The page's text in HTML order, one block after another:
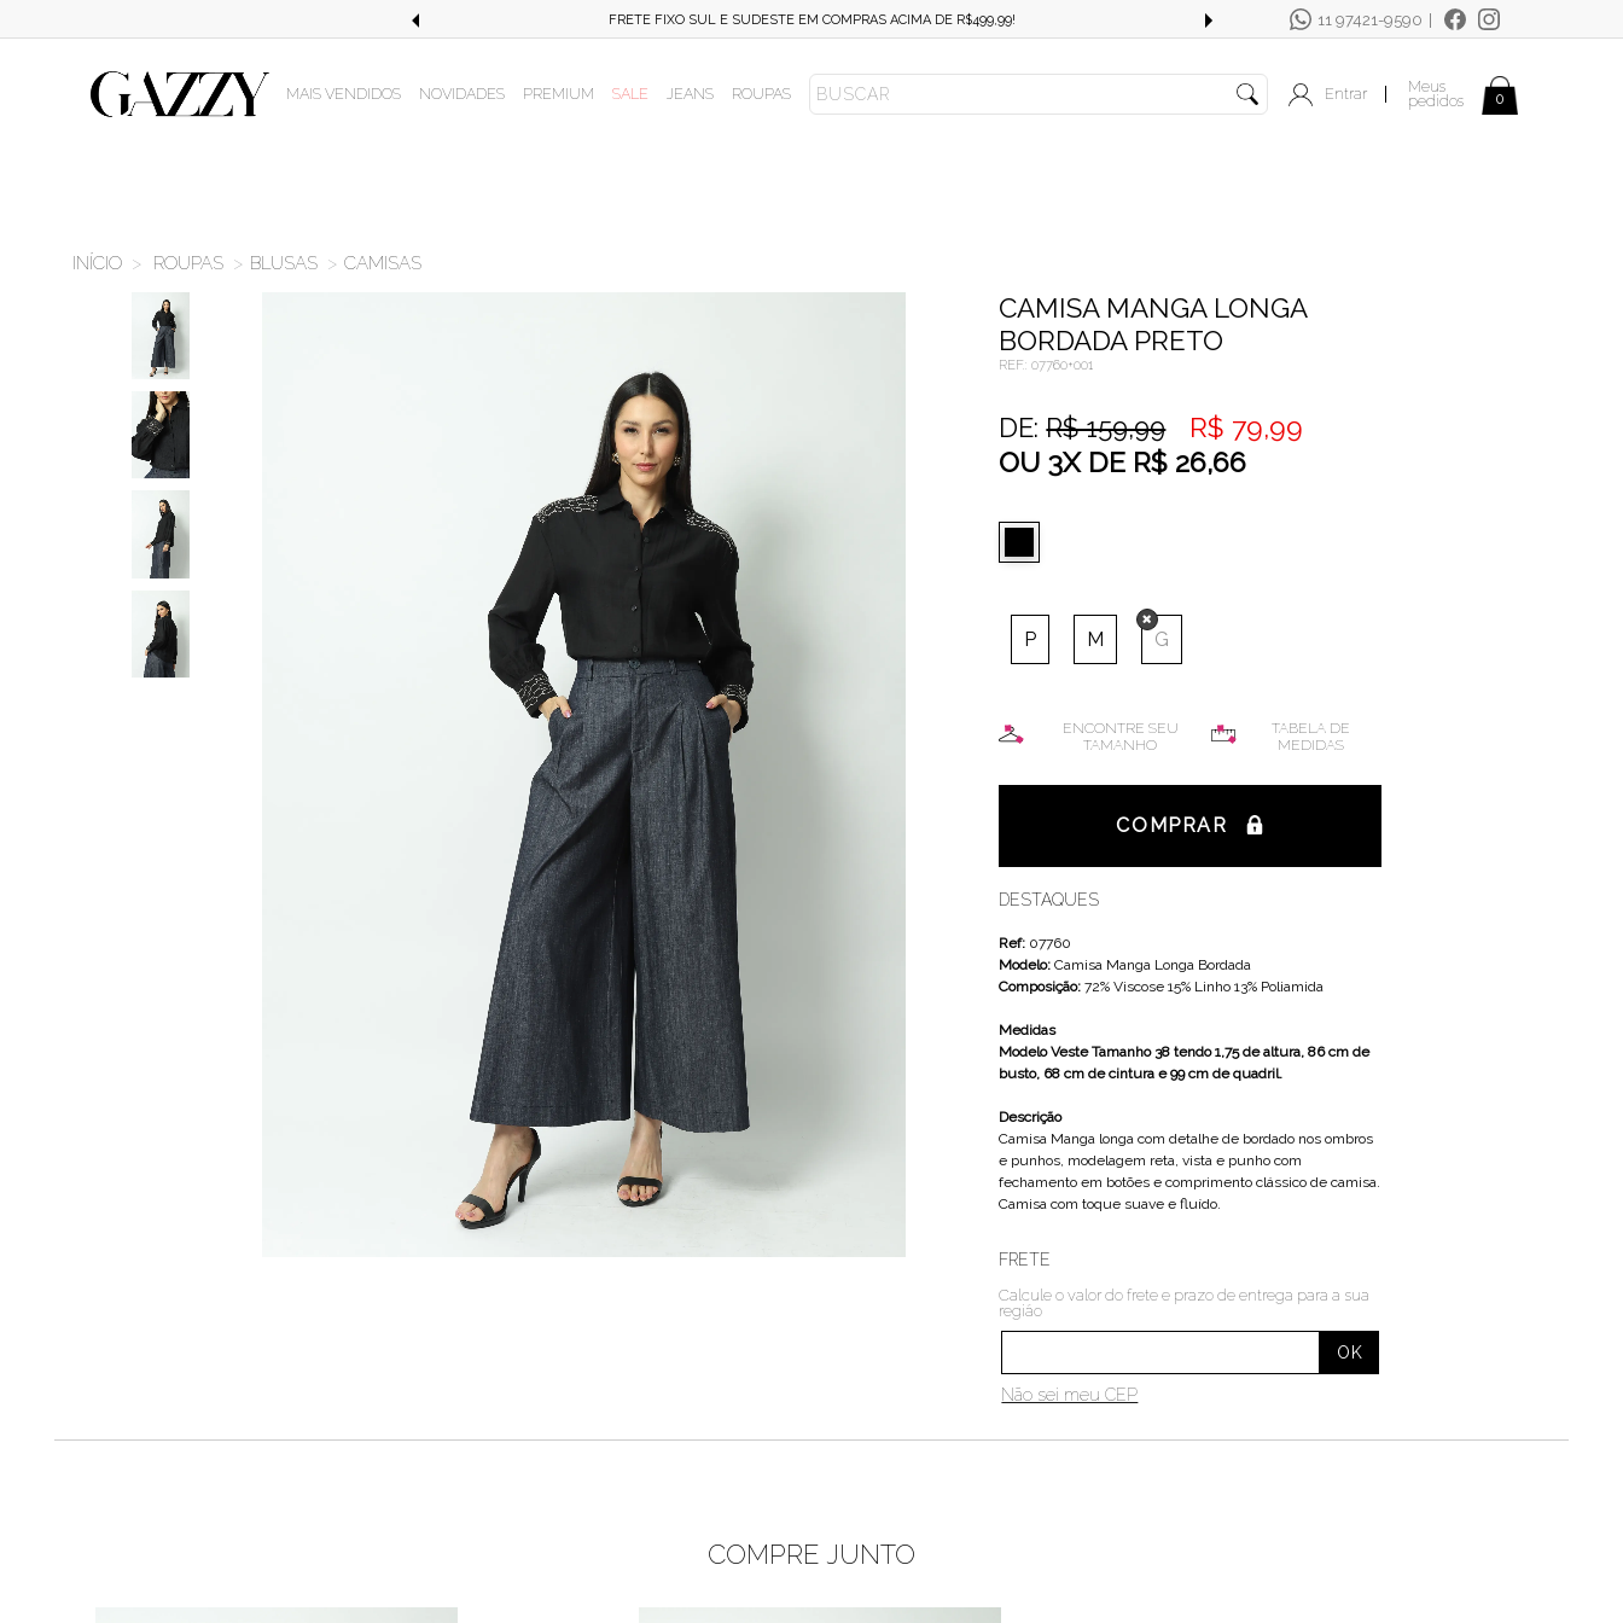
FRETE FIXO SUL E SUDESTE EM COMPRAS ACIMA DE R$499,99! FRETE GRÁTIS OUTRAS REGIÕES EM
11 97421-9590
MAIS VENDIDOS NOVIDADES PREMIUM SALE JEANS ROUPAS Entrar
Meus
pedidos
0
ROUPAS BLUSAS CAMISAS
CAMISA MANGA LONGA
BORDADA PRETO
REF.:07760+001
DE:R$ 159,99
R$ 79,99
OU 3XDE R$ 26,66
P M G
ENCONTRE SEU
TAMANHO
TABELA DE
MEDIDAS
COMPRAR
DESTAQUES
Ref: 07760
Modelo:Camisa Manga Longa Bordada
Composição:72% Viscose 15% Linho 13% Poliamida
Medidas
Modelo Veste Tamanho 38 tendo 1,75 de altura, 86 cm de
busto, 68 cm de cintura e 99 cm de quadril.
Descrição
Camisa Manga longa com detalhe de bordado nos ombros
e punhos, modelagem reta, vista e punho com
fechamento em botões e comprimento clássico de camisa.
Camisa com toque suave e fluído.
FRETE
Calcule o valor do frete e prazo de entrega para a sua
região
Não sei meu CEP
COMPRE JUNTO